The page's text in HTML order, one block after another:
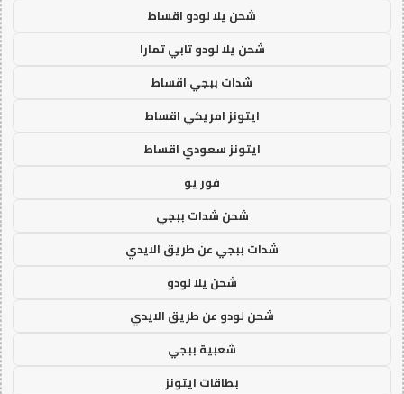
شحن يلا لودو اقساط
شحن يلا لودو تابي تمارا
شدات ببجي اقساط
ايتونز امريكي اقساط
ايتونز سعودي اقساط
فور يو
شحن شدات ببجي
شدات ببجي عن طريق الايدي
شحن يلا لودو
شحن لودو عن طريق الايدي
شعبية ببجي
بطاقات ايتونز